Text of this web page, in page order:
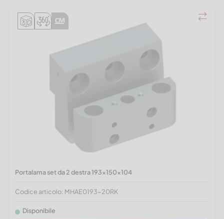
Portalama set da 2 destra 193x150x104
Codice articolo: MHAE0193-20RK
Disponibile